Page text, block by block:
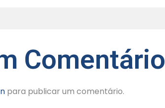
Comentário
para publicar um comentário.